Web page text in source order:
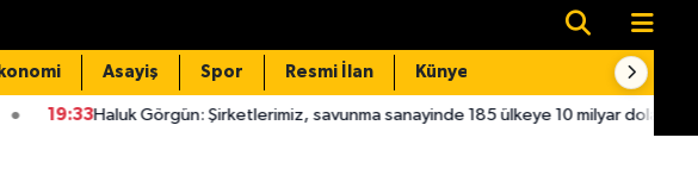
Asayiş Spor Resmi İlan Künye
Görgün: Şirketlerimiz, savunma sanayinde 185 ülkeye 10 milyar dolar ihracatla 2025'i